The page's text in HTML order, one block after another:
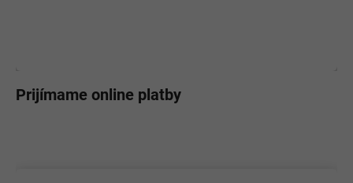
Prijímame online platby